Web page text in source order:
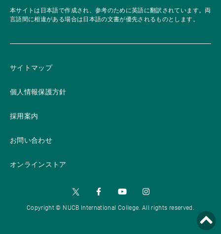
本サイトは日本語で作成され、参考のために英語に翻訳されています。両
言語間に相違がある場合は日本語の文書が優先されるものとします。
サイトマップ
個人情報保護方針
採用案内
お問い合わせ
オンラインストア
Copyright © NUCB International College. All rights reserved.